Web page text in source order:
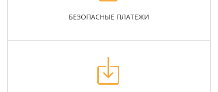
БЕЗОПАСНЫЕ ПЛАТЕЖИ